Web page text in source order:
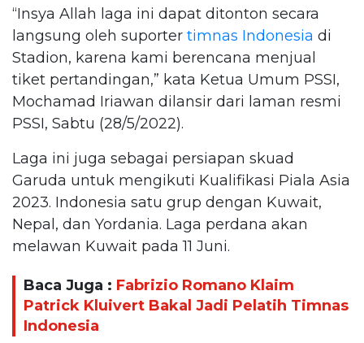
“Insya Allah laga ini dapat ditonton secara
langsung oleh suporter timnas Indonesia di
Stadion, karena kami berencana menjual
tiket pertandingan,” kata Ketua Umum PSSI,
Mochamad Iriawan dilansir dari laman resmi
PSSI, Sabtu (28/5/2022).
Laga ini juga sebagai persiapan skuad
Garuda untuk mengikuti Kualifikasi Piala Asia
2023. Indonesia satu grup dengan Kuwait,
Nepal, dan Yordania. Laga perdana akan
melawan Kuwait pada 11 Juni.
Baca Juga : Fabrizio Romano Klaim
Patrick Kluivert Bakal Jadi Pelatih Timnas
Indonesia